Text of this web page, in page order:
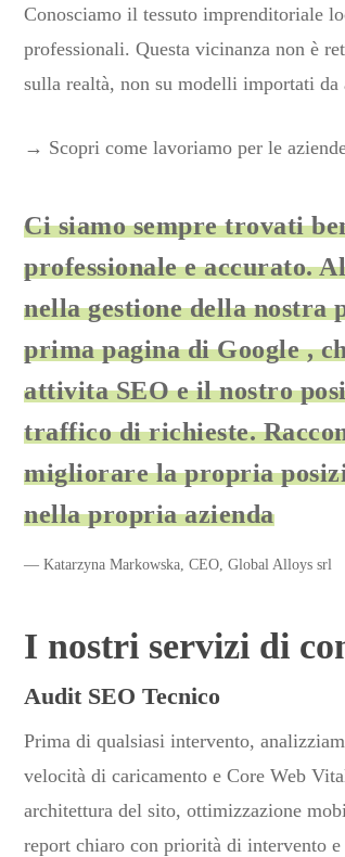
Conosciamo il tessuto imprenditoriale
professionali. Questa vicinanza non è
sulla realtà, non su modelli importati da
→ Scopri come lavoriamo per le
Ci siamo sempre trovati
professionale e accurato.
nella gestione della nostra
prima pagina di Google ,
attivita SEO e il nostro
traffico di richieste.
migliorare la propria
nella propria azienda
— Katarzyna Markowska, CEO, Global Alloys srl
I nostri servizi di
Audit SEO Tecnico
Prima di qualsiasi intervento,
velocità di caricamento e Core Web
architettura del sito, ottimizzazione
report chiaro con priorità di intervento